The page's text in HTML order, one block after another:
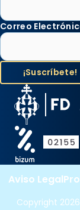
Correo
Copyright 2026
Aviso Legal